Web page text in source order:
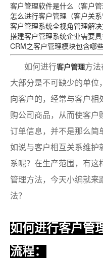
客户管理软件是什么（客户管
怎么进行客户管理（客户关系
客户管理系统全视角管理解
搭建客户管理系统企业需要
CRM之客户管理模块包含哪
如何进行客户管理方法
大部分是不可缺少的单位
向客户的，经常与客户相
购公司商品，从而使客户
订单信息，并不是那么简
如说与客户相互关系维护
系呢？在生产范围，有
管理方法，今天小编就来
法？
如何进行客户管
流程：